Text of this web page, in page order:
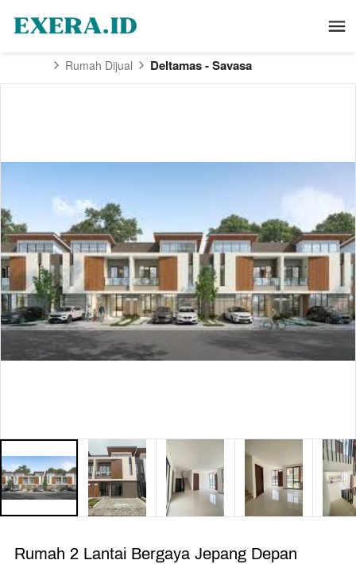
Rumah Dijual Deltamas - Savasa
Rumah 2 Lantai Bergaya Jepang Depan